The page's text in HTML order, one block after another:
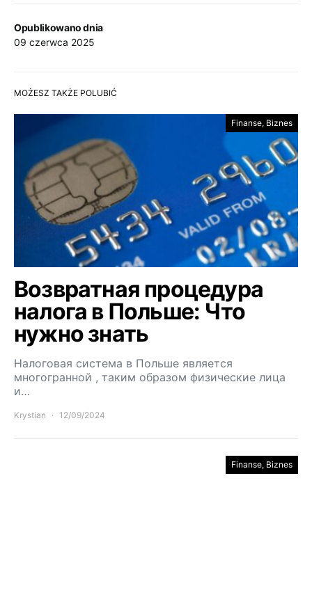
Opublikowano dnia
09 czerwca 2025
MOŻESZ TAKŻE POLUBIĆ
Finanse, Biznes
Возвратная процедура
налога в Польше: Что
нужно знать
Налоговая система в Польше является
многогранной , таким образом физические лица
и…
Krystian 12/09/2024
Finanse, Biznes